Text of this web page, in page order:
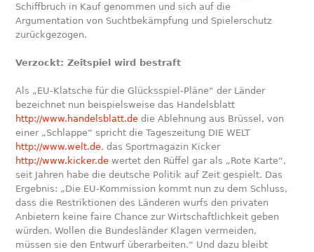
Schiffbruch in Kauf genommen und sich auf die
Argumentation von Suchtbekämpfung und Spielerschutz
zurückgezogen.
Verzockt: Zeitspiel wird bestraft
Als „EU-Klatsche für die Glücksspiel-Pläne“ der Länder
bezeichnet nun beispielsweise das Handelsblatt
http://www.handelsblatt.de die Ablehnung aus Brüssel, von
einer „Schlappe“ spricht die Tageszeitung DIE WELT
http://www.welt.de, das Sportmagazin Kicker
http://www.kicker.de wertet den Rüffel gar als „Rote Karte“,
seit Jahren habe die deutsche Politik auf Zeit gespielt. Das
Ergebnis: „Die EU-Kommission kommt nun zu dem Schluss,
dass die Restriktionen des Länderen wurfs den privaten
Anbietern keine faire Chance zur Wirtschaftlichkeit geben
würden. Wollen die Bundesländer Klagen vermeiden,
müssen sie den Entwurf überarbeiten.“ Und dazu bleibt